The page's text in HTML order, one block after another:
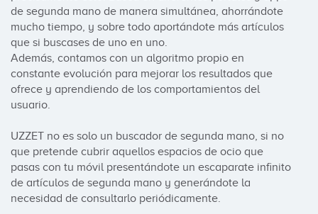
de segunda mano de manera simultánea, ahorrándote
mucho tiempo, y sobre todo aportándote más artículos
que si buscases de uno en uno.
Además, contamos con un algoritmo propio en
constante evolución para mejorar los resultados que
ofrece y aprendiendo de los comportamientos del
usuario.
UZZET no es solo un buscador de segunda mano, si no
que pretende cubrir aquellos espacios de ocio que
pasas con tu móvil presentándote un escaparate infinito
de artículos de segunda mano y generándote la
necesidad de consultarlo periódicamente.